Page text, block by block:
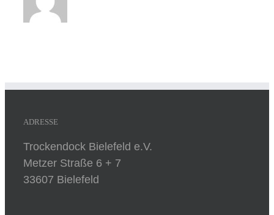
ADRESSE
Trockendock Bielefeld e.V.
Metzer Straße 6 + 7
33607 Bielefeld